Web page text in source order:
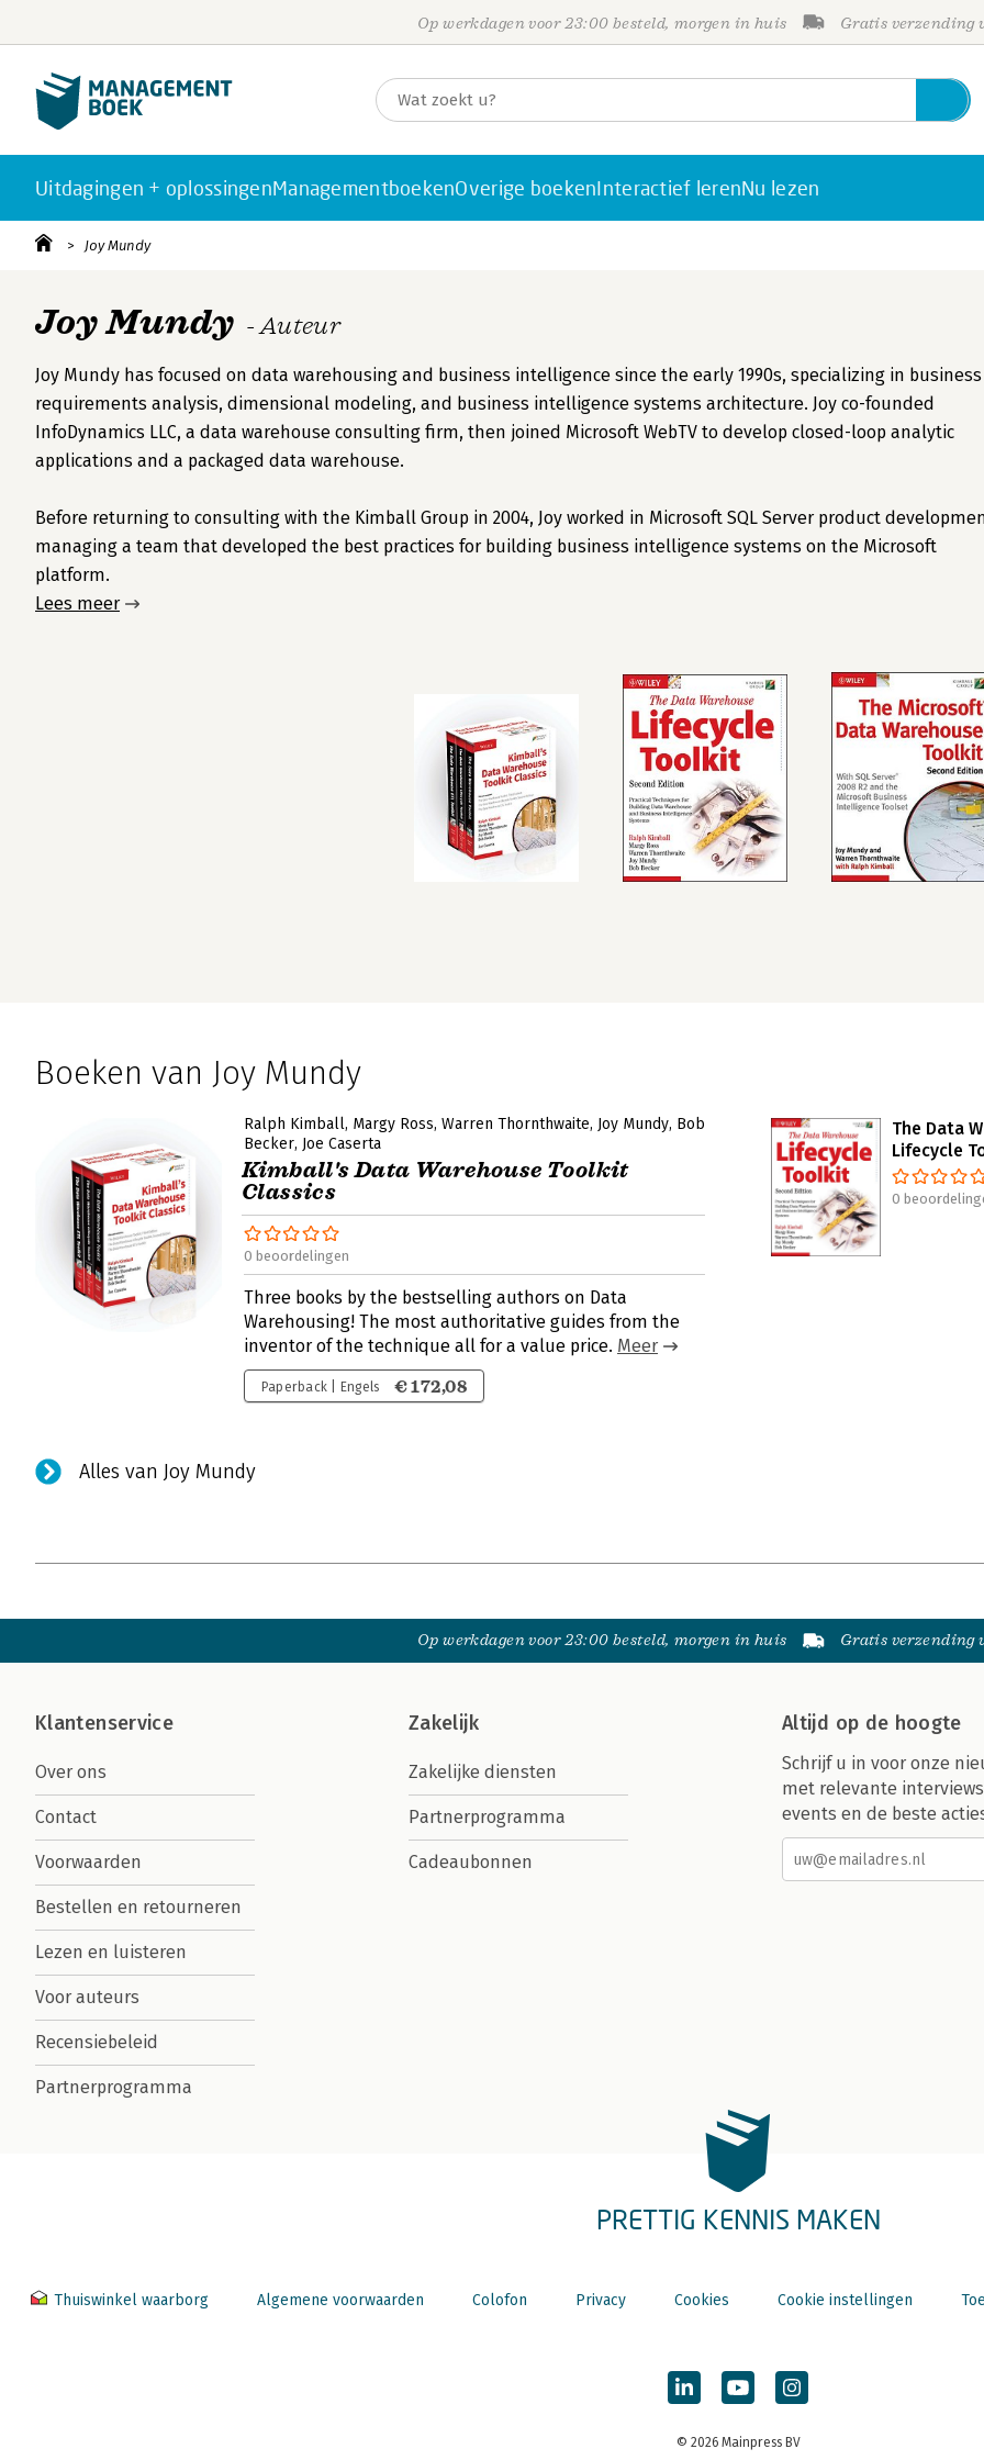
Op werkdagen voor 23:00 besteld, morgen in huis Gratis verzending
Uitdagingen + oplossingenManagementboekenOverige boekenInteractief lerenNu lezen
Joy Mundy
Joy Mundy - Auteur
Joy Mundy has focused on data warehousing and business intelligence since the early 1990s, specializing in business
requirements analysis, dimensional modeling, and business intelligence systems architecture. Joy co-founded
InfoDynamics LLC, a data warehouse consulting firm, then joined Microsoft WebTV to develop closed-loop analytic
applications and a packaged data warehouse.
Before returning to consulting with the Kimball Group in 2004, Joy worked in Microsoft SQL Server product
managing a team that developed the best practices for building business intelligence systems on the Microsoft
platform.
Lees meer
Boeken van Joy Mundy
Ralph Kimball Margy Ross Warren Thornthwaite Joy Mundy Bob
Becker Joe Caserta
Kimball's Data Warehouse Toolkit
Classics
0 beoordelingen
Three books by the bestselling authors on Data
Warehousing! The most authoritative guides from the
inventor of the technique all for a value price. Meer
Paperback | Engels € 172,08
The Data
Lifecycle
0
Alles van Joy Mundy
Op werkdagen voor 23:00 besteld, morgen in huis Gratis verzending
Klantenservice
Over ons
Contact
Voorwaarden
Bestellen en retourneren
Lezen en luisteren
Voor auteurs
Recensiebeleid
Partnerprogramma
Zakelijk
Zakelijke diensten
Partnerprogramma
Cadeaubonnen
Altijd op de hoogte
Schrijf u in voor onze
met relevante
events en de beste
PRETTIG KENNIS MAKEN
Thuiswinkel waarborg Algemene voorwaarden Colofon Privacy Cookies Cookie instellingen
© 2026 Mainpress BV